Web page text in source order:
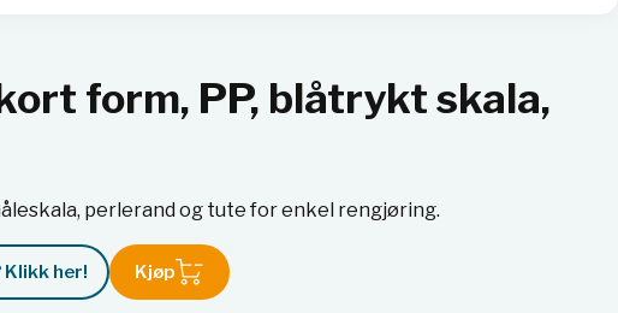
form, PP, blåtrykt skala,
perlerand og tute for enkel rengjøring.
her! Kjøp